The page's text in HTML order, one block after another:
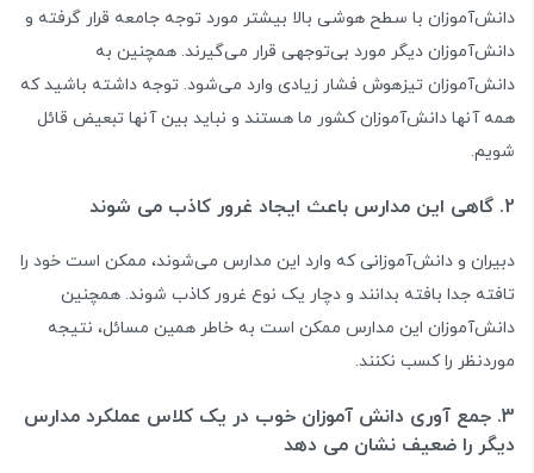
دانش‌آموزان با سطح هوشی بالا بیشتر مورد توجه جامعه قرار گرفته و
دانش‌آموزان دیگر مورد بی‌توجهی قرار می‌گیرند. همچنین به
دانش‌آموزان تیزهوش فشار زیادی وارد می‌شود. توجه داشته باشید که
همه آنها دانش‌آموزان کشور ما هستند و نباید بین آنها تبعیض قائل
شویم.
2. گاهی این مدارس باعث ایجاد غرور کاذب می شوند
دبیران و دانش‌آموزانی که وارد این مدارس می‌شوند، ممکن است خود را
تافته جدا بافته بدانند و دچار یک نوع غرور کاذب شوند. همچنین
دانش‌آموزان این مدارس ممکن است به خاطر همین مسائل، نتیجه
موردنظر را کسب نکنند.
3. جمع آوری دانش آموزان خوب در یک کلاس عملکرد مدارس
دیگر را ضعیف نشان می دهد